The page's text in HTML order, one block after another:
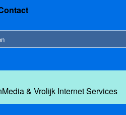
& Vrolijk Internet Services